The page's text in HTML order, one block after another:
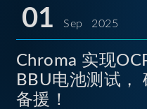
马达待测物重现车辆行驶
01 Sep 2025
Chroma 实现
BBU电池测试，
备援！